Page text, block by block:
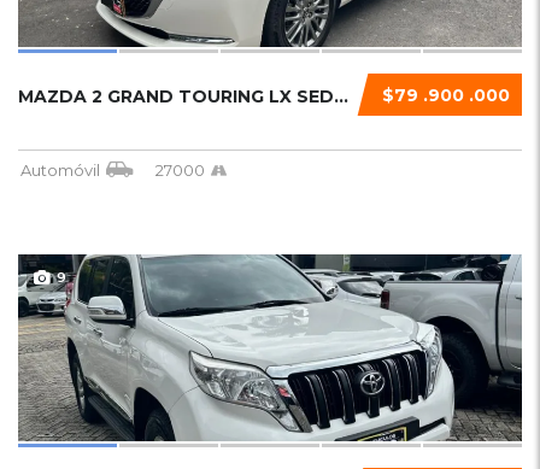
$79 .900 .000
MAZDA 2 GRAND TOURING LX SEDAN 2024 SEDAN - SKYACTIVE G
Automóvil 27000
9